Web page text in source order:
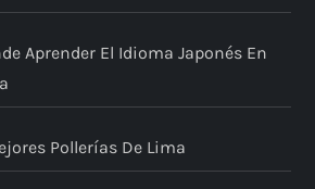
Aprender El Idioma Japonés En
Pollerías De Lima